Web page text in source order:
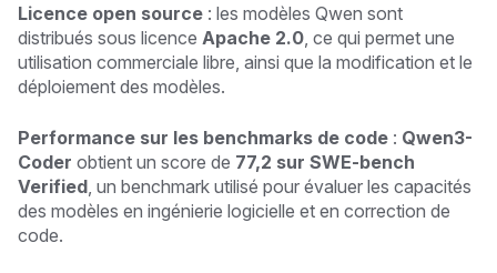
Licence open source : les modèles Qwen sont
distribués sous licence Apache 2.0 , ce qui permet une
utilisation commerciale libre, ainsi que la modification et le
déploiement des modèles.
Performance sur les benchmarks de code : Qwen3-
Coder obtient un score de 77,2 sur SWE-bench
Verified , un benchmark utilisé pour évaluer les capacités
des modèles en ingénierie logicielle et en correction de
code.